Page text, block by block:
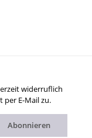
widerruflich
E-Mail zu.
Abonnieren